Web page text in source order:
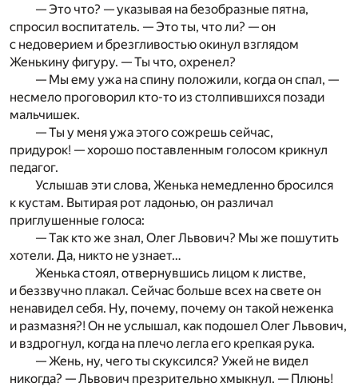
— Это что? — указывая на безобразные пятна,
спросил воспитатель. — Это ты, что ли? — он
с недоверием и брезгливостью окинул взглядом
Женькину фигуру. — Ты что, охренел?
— Мы ему ужа на спину положили, когда он спал, —
несмело проговорил кто-то из столпившихся позади
мальчишек.
— Ты у меня ужа этого сожрешь сейчас,
придурок! — хорошо поставленным голосом крикнул
педагог.
Услышав эти слова, Женька немедленно бросился
к кустам. Вытирая рот ладонью, он различал
приглушенные голоса:
— Так кто же знал, Олег Львович? Мы же пошутить
хотели. Да, никто не узнает…
Женька стоял, отвернувшись лицом к листве,
и беззвучно плакал. Сейчас больше всех на свете он
ненавидел себя. Ну, почему, почему он такой неженка
и размазня?! Он не услышал, как подошел Олег Львович,
и вздрогнул, когда на плечо легла его крепкая рука.
— Жень, ну, чего ты скуксился? Ужей не видел
никогда? — Львович презрительно хмыкнул. — Плюнь!